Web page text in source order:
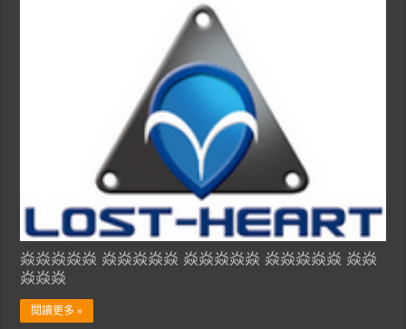
焱焱焱焱焱 焱焱焱焱焱 焱焱焱焱焱 焱焱焱焱焱 焱焱
焱焱焱
閱讀更多 »